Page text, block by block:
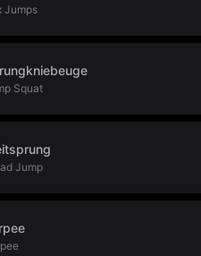
Jumps
Squat
Jump